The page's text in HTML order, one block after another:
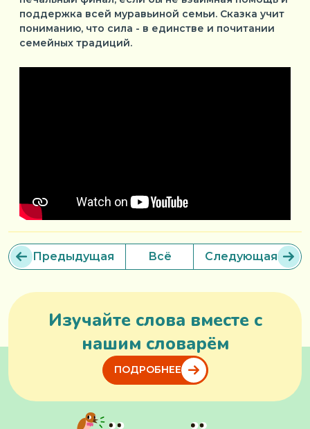
поддержка всей муравьиной семьи. Сказка учит
пониманию, что сила - в единстве и почитании
семейных традиций.
Предыдущая Всё Следующая
Изучайте слова вместе с
нашим словарём
ПОДРОБНЕЕ